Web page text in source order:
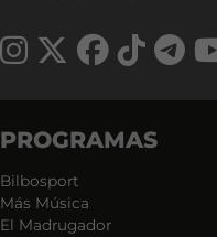
PROGRAMAS
Bilbosport
Más Música
El Madrugador